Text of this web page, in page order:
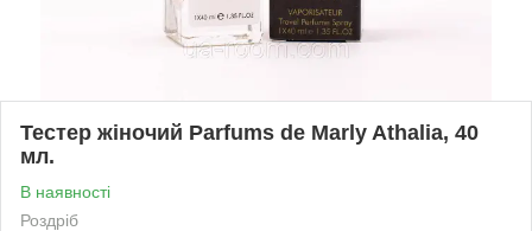
Тестер жіночий Parfums de Marly Athalia, 40
мл.
В наявності
Роздріб